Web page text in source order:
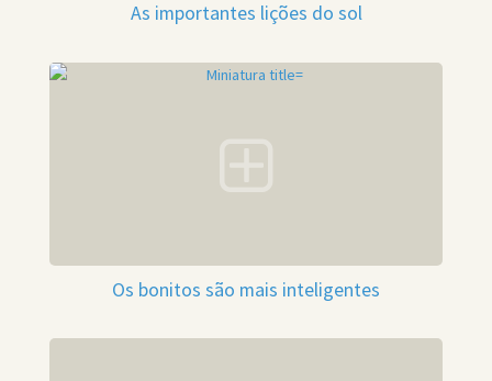
As importantes lições do sol
Os bonitos são mais inteligentes